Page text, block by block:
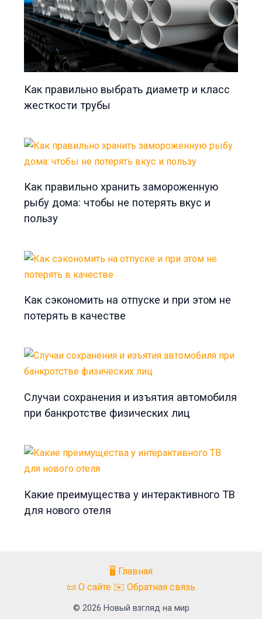
Как правильно выбрать диаметр и класс
жесткости трубы
Как правильно хранить замороженную
рыбу дома: чтобы не потерять вкус и
пользу
Как сэкономить на отпуске и при этом не
потерять в качестве
Случаи сохранения и изъятия автомобиля
при банкротстве физических лиц
Какие преимущества у интерактивного ТВ
для нового отеля
🖥️ Главная
📜 О сайте ✉️ Обратная связь
© 2026 Новый взгляд на мир